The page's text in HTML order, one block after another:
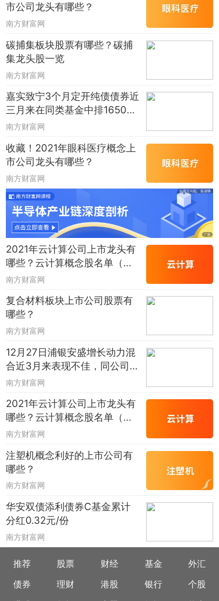
市公司龙头有哪些？
南方财富网
碳捕集板块股票有哪些？碳捕
集龙头股一览
南方财富网
嘉实致宁3个月定开纯债债券近
三月来在同类基金中排1650名
（12月27日）
南方财富网
收藏！2021年眼科医疗概念上
市公司龙头有哪些？
南方财富网
2021年云计算公司上市龙头有
哪些？云计算概念股名单（干
货满满）
南方财富网
复合材料板块上市公司股票有
哪些？
南方财富网
12月27日浦银安盛增长动力混
合近3月来表现不佳，同公司基
金表现如何？
南方财富网
2021年云计算公司上市龙头有
哪些？云计算概念股名单（干
货满满）
南方财富网
注塑机概念利好的上市公司有
哪些？
南方财富网
华安双债添利债券C基金累计
分红0.32元/份
南方财富网
推荐 股票 财经 基金
外汇
债券
理财 港股 银行
个股